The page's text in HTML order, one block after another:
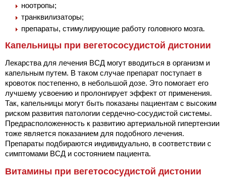
ноотропы;
транквилизаторы;
препараты, стимулирующие работу головного мозга.
Капельницы при вегетососудистой дистонии
Лекарства для лечения ВСД могут вводиться в организм и
капельным путем. В таком случае препарат поступает в
кровоток постепенно, в небольшой дозе. Это помогает его
лучшему усвоению и пролонгирует эффект от применения.
Так, капельницы могут быть показаны пациентам с высоким
риском развития патологии сердечно-сосудистой системы.
Предрасположенность к развитию артериальной гипертензии
тоже является показанием для подобного лечения.
Препараты подбираются индивидуально, в соответствии с
симптомами ВСД и состоянием пациента.
Витамины при вегетососудистой дистонии